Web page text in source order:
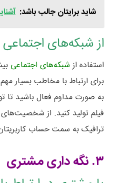
شاید برایتان جالب باشد:
از شبکه‌های
استفاده ازشبکه‌های اجتماعی
برای ارتباط با مخاطب بسیار
به صورت مداوم فعال باشید
فیلم تولید کنید. از شخصیت‌های
ترافیک به سمت حساب
۳. نگه داری مشتری